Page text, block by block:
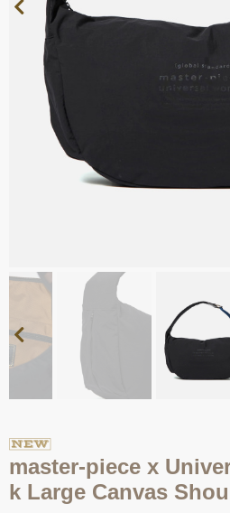
master-piece x
k Large Canvas